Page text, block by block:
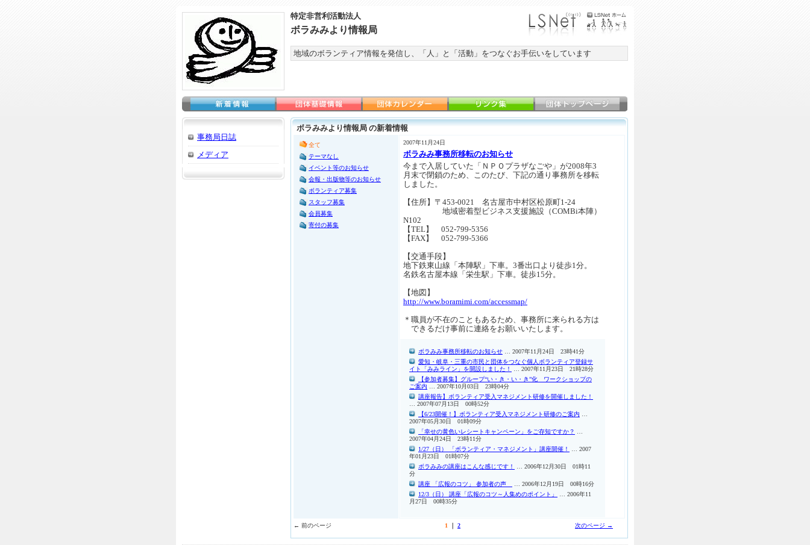
特定非営利活動法人
ボラみみより情報局
地域のボランティア情報を発信し、「人」と「活動」をつなぐお手伝いをしています
事務局日誌
メディア
ボラみみより情報局 の新着情報
全て
テーマなし
イベント等のお知らせ
会報・出版物等のお知らせ
ボランティア募集
スタッフ募集
会員募集
寄付の募集
2007年11月24日
ボラみみ事務所移転のお知らせ
今まで入居していた「ＮＰＯプラザなごや」が2008年3
月末で閉鎖のため、このたび、下記の通り事務所を移転
しました。
【住所】〒453-0021 名古屋市中村区松原町1-24
地域密着型ビジネス支援施設（COMBi本陣）
N102
【TEL】 052-799-5356
【FAX】 052-799-5366
【交通手段】
地下鉄東山線「本陣駅」下車。3番出口より徒歩1分。
名鉄名古屋本線「栄生駅」下車。徒歩15分。
【地図】
http://www.boramimi.com/accessmap/
＊職員が不在のこともあるため、事務所に来られる方は
できるだけ事前に連絡をお願いいたします。
ボラみみ事務所移転のお知らせ … 2007年11月24日 23時41分
愛知・岐阜・三重の市民と団体をつなぐ個人ボランティア登録サ
イト「みみライン」を開設しました！
… 2007年11月23日 21時28分
【参加者募集】グループ“い・き・い・き”化 ワークショップの
ご案内 … 2007年10月03日 23時04分
講座報告】ボランティア受入マネジメント研修を開催しました！
… 2007年07月13日 00時52分
【6/23開催！】ボランティア受入マネジメント研修のご案内
2007年05月30日 01時09分
「幸せの黄色いレシートキャンペーン」をご存知ですか？
2007年04月24日 23時11分
1/27（日） 「ボランティア・マネジメント」講座開催！
… 2007
年01月23日 01時07分
ボラみみの講座はこんな感じです！
… 2006年12月30日 01時11
分
講座 「広報のコツ」 参加者の声
… 2006年12月19日 00時16分
12/3（日） 講座「広報のコツ～人集めのポイント」
… 2006年11
月27日 00時35分
← 前のページ 1 2 次のページ →